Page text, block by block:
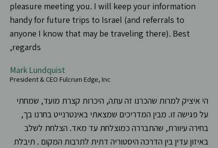
pleasure meeting you. I will keep your information
handy for future trips to Israel (and referrals to
anyone I know that may be traveling there). Best
regards,
Mark Lundquist
President & CEO Fulcrum Edge, Inc
הי איציק למרות שהכרנו זה עתה, היכרות קצרת מועד, שמחתי
על פגישה זו. מבין המדריכים שמצאתי באינטרנייט בחרנו בך,
בחירה עיוורת, שהתבררה כמוצלחת עד מאד. הצלחת לשלב
באיזון עדין בין הדרכה היסטוריה דתית לתרבות המקום . תיבלת